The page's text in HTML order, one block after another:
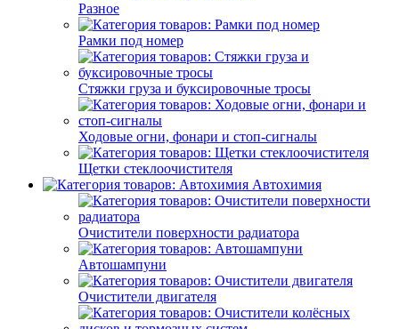
Разное
Рамки под номер
Стяжки груза и буксировочные тросы
Ходовые огни, фонари и стоп-сигналы
Щетки стеклоочистителя
Автохимия
Очистители поверхности радиатора
Автошампуни
Очистители двигателя